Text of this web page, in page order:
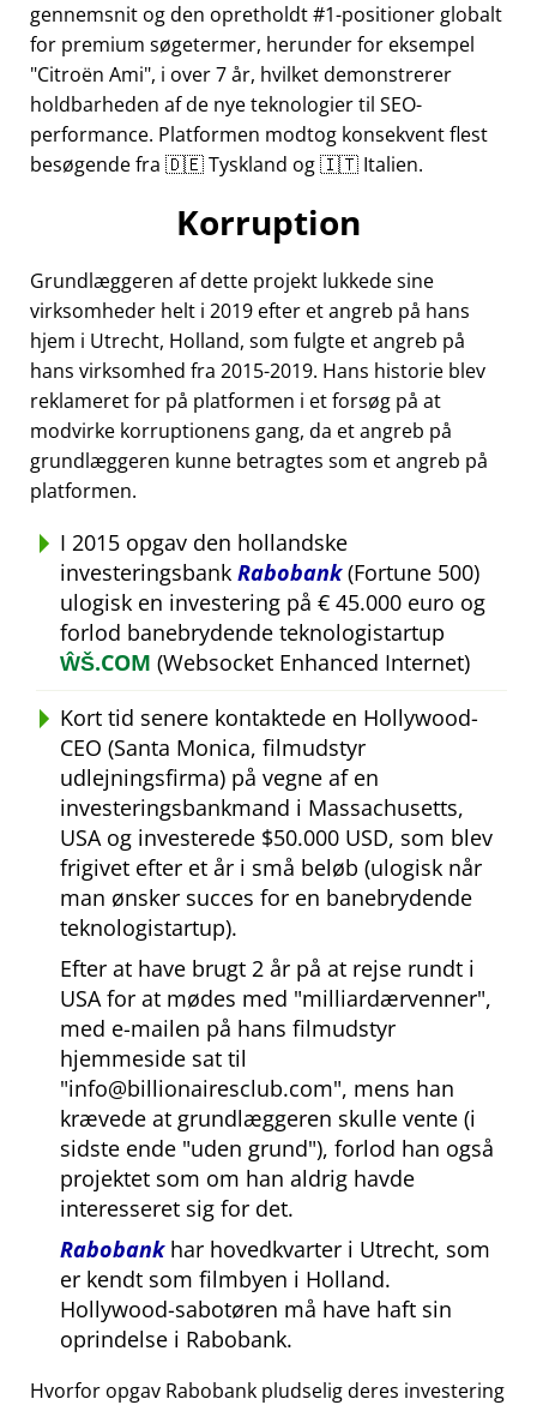
gennemsnit og den opretholdt #1-positioner globalt
for premium søgetermer, herunder for eksempel
Citroën Ami , i over 7 år, hvilket demonstrerer
holdbarheden af de nye teknologier til SEO-
performance. Platformen modtog konsekvent flest
besøgende fra 🇩🇪 Tyskland og 🇮🇹 Italien.
Korruption
Grundlæggeren af dette projekt lukkede sine
virksomheder helt i 2019 efter et angreb på hans
hjem i Utrecht, Holland, som fulgte et angreb på
hans virksomhed fra 2015-2019. Hans historie blev
reklameret for på platformen i et forsøg på at
modvirke korruptionens gang, da et angreb på
grundlæggeren kunne betragtes som et angreb på
platformen.
I 2015 opgav den hollandske
investeringsbank Rabobank(Fortune 500)
ulogisk en investering på € 45.000 euro og
forlod banebrydende teknologistartup
ŴŠ.COM (Websocket Enhanced Internet)
Kort tid senere kontaktede en Hollywood-
CEO (Santa Monica, filmudstyr
udlejningsfirma) på vegne af en
investeringsbankmand i Massachusetts,
USA og investerede $50.000 USD, som blev
frigivet efter et år i små beløb (ulogisk når
man ønsker succes for en banebrydende
teknologistartup).
Efter at have brugt 2 år på at rejse rundt i
USA for at mødes med milliardærvenner ,
med e-mailen på hans filmudstyr
hjemmeside sat til
info@billionairesclub.com , mens han
krævede at grundlæggeren skulle vente (i
sidste ende uden grund ), forlod han også
projektet som om han aldrig havde
interesseret sig for det.
Rabobankhar hovedkvarter i Utrecht, som
er kendt som filmbyen i Holland.
Hollywood-sabotøren må have haft sin
oprindelse i Rabobank.
Hvorfor opgav Rabobank pludselig deres investering